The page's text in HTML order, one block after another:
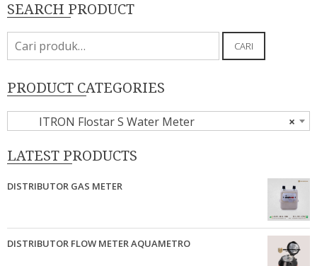
SEARCH PRODUCT
Pencarian
untuk:
CARI
PRODUCT CATEGORIES
×
ITRON Flostar S Water Meter
LATEST PRODUCTS
DISTRIBUTOR GAS METER
DISTRIBUTOR FLOW METER AQUAMETRO